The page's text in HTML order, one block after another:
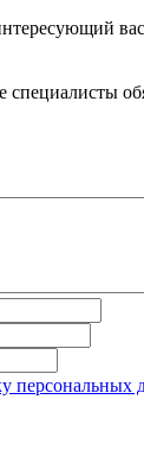
персональных